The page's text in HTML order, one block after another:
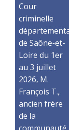
Cour
criminelle
de Saône-et-
Loire du 1er
au 3 juillet
2026, M.
François T.,
ancien frère
de la